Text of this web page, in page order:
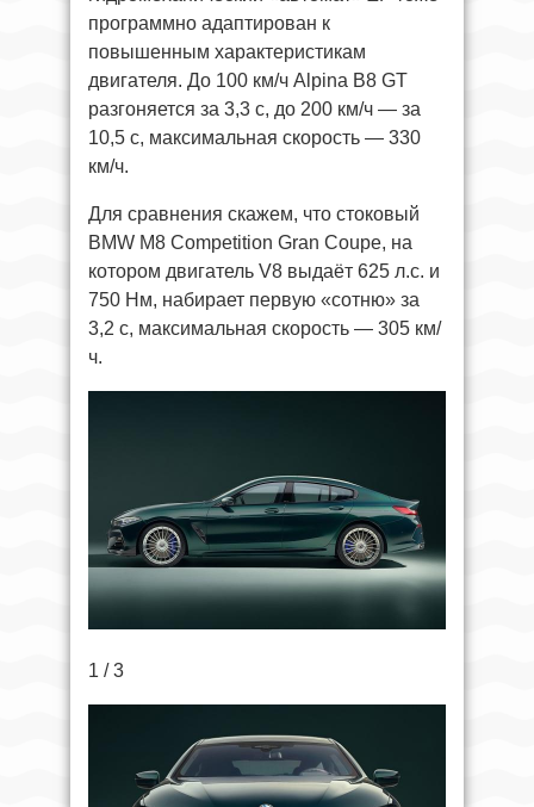
программно адаптирован к
повышенным характеристикам
двигателя. До 100 км/ч Alpina B8 GT
разгоняется за 3,3 с, до 200 км/ч — за
10,5 с, максимальная скорость — 330
км/ч.
Для сравнения скажем, что стоковый
BMW M8 Competition Gran Coupe, на
котором двигатель V8 выдаёт 625 л.с. и
750 Нм, набирает первую «сотню» за
3,2 с, максимальная скорость — 305 км/
ч.
1 / 3